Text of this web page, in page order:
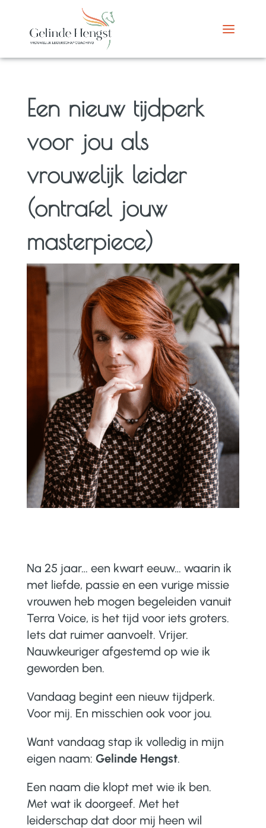
Een nieuw tijdperk
voor jou als
vrouwelijk leider
(ontrafel jouw
masterpiece)
Na 25 jaar… een kwart eeuw… waarin ik
met liefde, passie en een vurige missie
vrouwen heb mogen begeleiden vanuit
Terra Voice, is het tijd voor iets groters.
Iets dat ruimer aanvoelt. Vrijer.
Nauwkeuriger afgestemd op wie ik
geworden ben.
Vandaag begint een nieuw tijdperk.
Voor mij. En misschien ook voor jou.
Want vandaag stap ik volledig in mijn
eigen naam: Gelinde Hengst.
Een naam die klopt met wie ik ben.
Met wat ik doorgeef. Met het
leiderschap dat door mij heen wil